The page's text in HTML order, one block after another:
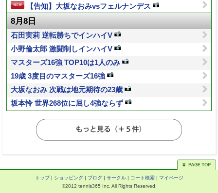
【告知】大坂なおみvsフェルナンデス
8月8日
石田実莉 逆転勝ちでインハイV
小野倫太郎 激闘制しインハイV
マスターズ16強 TOP10は1人のみ
19歳 3度目のマスターズ16強
大坂なおみ 次戦は地元期待の23歳
坂本怜 世界268位に屈し4強ならず
トップ| ショッピング| ブログ| サークル| コート検索| マイページ
©2012 tennis365 Inc. All Rights Reserved.